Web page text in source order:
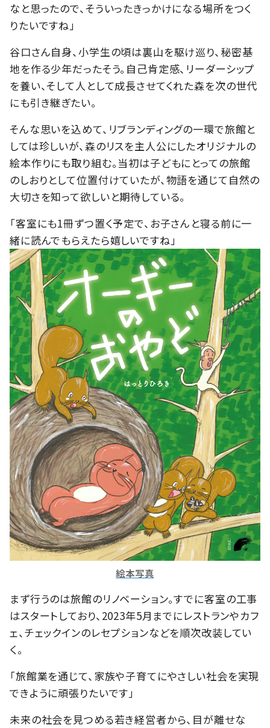
なと思ったので、そういったきっかけになる場所をつく
りたいですね」
谷口さん自身、小学生の頃は裏山を駆け巡り、秘密基
地を作る少年だったそう。自己肯定感、リーダーシップ
を養い、そして人として成長させてくれた森を次の世代
にも引き継ぎたい。
そんな思いを込めて、リブランディングの一環で旅館と
しては珍しいが、森のリスを主人公にしたオリジナルの
絵本作りにも取り組む。当初は子どもにとっての旅館
のしおりとして位置付けていたが、物語を通じて自然の
大切さを知って欲しいと期待している。
「客室にも1冊ずつ置く予定で、お子さんと寝る前に一
緒に読んでもらえたら嬉しいですね」
絵本写真
まず行うのは旅館のリノベーション。すでに客室の工事
はスタートしており、2023年5月までにレストランやカフ
ェ、チェックインのレセプションなどを順次改装してい
く。
「旅館業を通じて、家族や子育てにやさしい社会を実現
できように頑張りたいです」
未来の社会を見つめる若き経営者から、目が離せな